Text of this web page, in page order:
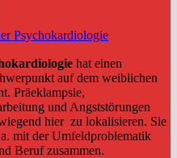
Psychokardiologie
hat einen
auf dem weiblichen
Präeklampsie,
und Angststörungen
hier zu lokalisieren. Sie
mit der Umfeldproblematik
Beruf zusammen.